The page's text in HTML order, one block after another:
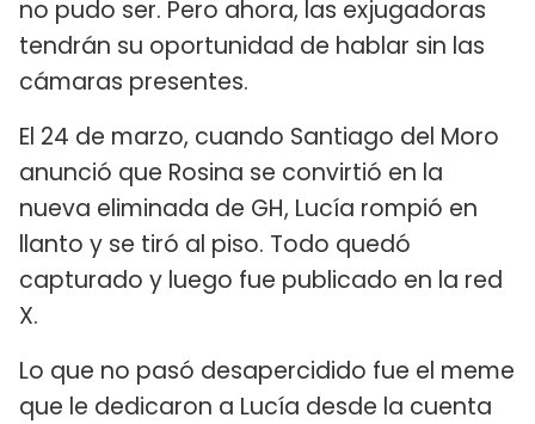
no pudo ser. Pero ahora, las exjugadoras
tendrán su oportunidad de hablar sin las
cámaras presentes.
El 24 de marzo, cuando Santiago del Moro
anunció que Rosina se convirtió en la
nueva eliminada de GH, Lucía rompió en
llanto y se tiró al piso. Todo quedó
capturado y luego fue publicado en la red
X.
Lo que no pasó desapercidido fue el meme
que le dedicaron a Lucía desde la cuenta